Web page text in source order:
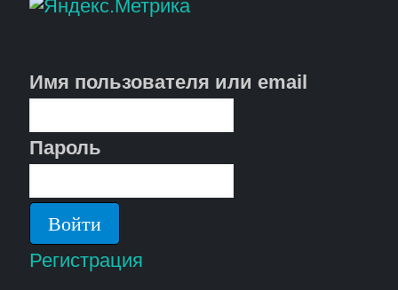
Имя пользователя или email
Пароль
Регистрация